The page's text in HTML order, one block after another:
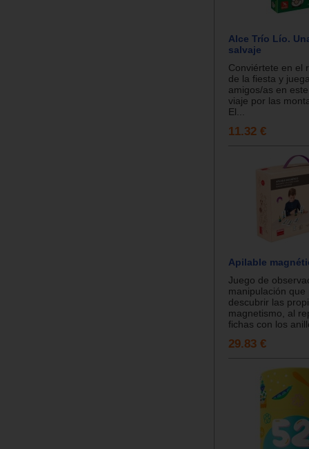
Alce Trío Lío.
salvaje
Conviértete en el
de la fiesta y
amigos/as en
viaje por las
El...
11.32 €
Apilable
Juego de
manipulación que
descubrir las
magnetismo, al
fichas con los
29.83 €